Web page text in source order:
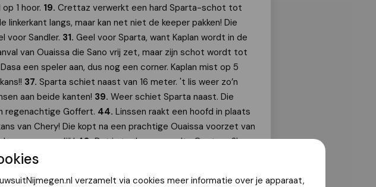
verzamelt via cookies meer informatie over je apparaat,
1 hoor. 19. Crettaz verwerkt een hard Sparta-schot tot
linkerkant langs, maar kan net niet de keeper pakken! Die
voor Sandler. 31. Geel voor Sparta, want Kaplan wordt in de
van Ouaissa die Sano vrij zet, maar zijn schot wordt tot
een speler aan, dus nog een corner. Kaplan mist op 5
37. Sparta schiet naast van 16 meter. 't Iis weer zo’n
aan beide kanten! 39. Weer schiet Sparta naast. Die
regenachtige Goffert. 44. Linssen raakt een hoofd in plaats
van Chery! Die kopt na een prachtige Ouaissa voorzet van
mogelijk!48.Dat is toch een penalty Oostrom?!
De VAR komt erbij en het wordt natuurlijk.. een penalty!